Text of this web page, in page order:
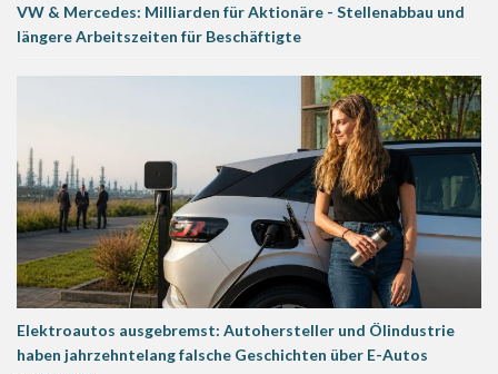
VW & Mercedes: Milliarden für Aktionäre - Stellenabbau und
längere Arbeitszeiten für Beschäftigte
Elektroautos ausgebremst: Autohersteller und Ölindustrie
haben jahrzehntelang falsche Geschichten über E-Autos